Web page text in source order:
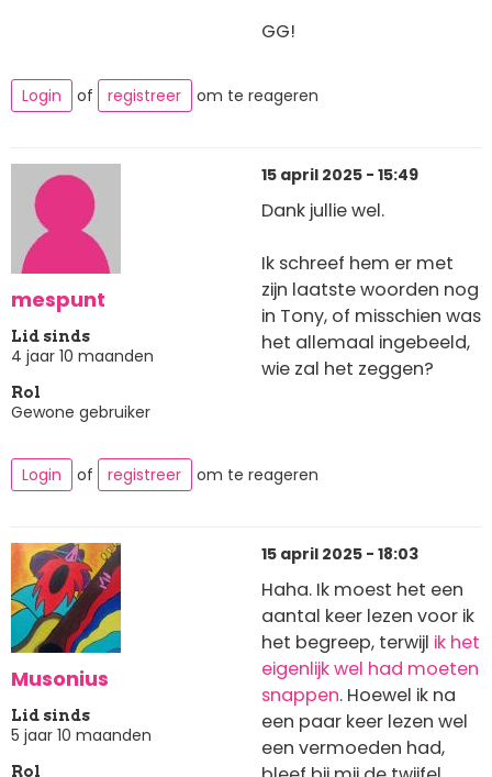
GG!
Login of registreer om te reageren
mespunt
Lid sinds
4 jaar 10 maanden
Rol
Gewone gebruiker
15 april 2025 - 15:49
Dank jullie wel.
Ik schreef hem er met
zijn laatste woorden nog
in Tony, of misschien was
het allemaal ingebeeld,
wie zal het zeggen?
Login of registreer om te reageren
Musonius
Lid sinds
5 jaar 10 maanden
Rol
15 april 2025 - 18:03
Haha. Ik moest het een
aantal keer lezen voor ik
het begreep, terwijl ik het
eigenlijk wel had moeten
snappen. Hoewel ik na
een paar keer lezen wel
een vermoeden had,